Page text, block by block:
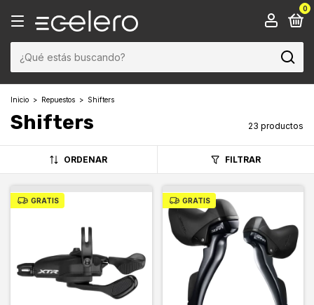
0
Inicio > Repuestos > Shifters
Shifters 23 productos
ORDENAR FILTRAR
GRATIS GRATIS